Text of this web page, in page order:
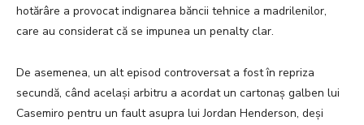
hotărâre a provocat indignarea băncii tehnice a madrilenilor,
care au considerat că se impunea un penalty clar.
De asemenea, un alt episod controversat a fost în repriza
secundă, când același arbitru a acordat un cartonaș galben lui
Casemiro pentru un fault asupra lui Jordan Henderson, deși